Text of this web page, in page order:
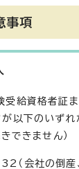
事項
受給資格者証
以下のいずれ
できません）
（会社の倒産